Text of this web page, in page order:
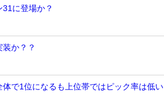
31に登場か？
装か？？
体で1位になるも上位帯ではピック率は低い